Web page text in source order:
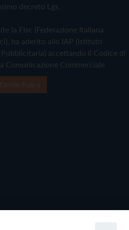
decreto Lgs.
la Fisc (Federazione Italiana
ha aderito allo IAP (Istituto
accettando il Codice di
Comunicazione Commerciale